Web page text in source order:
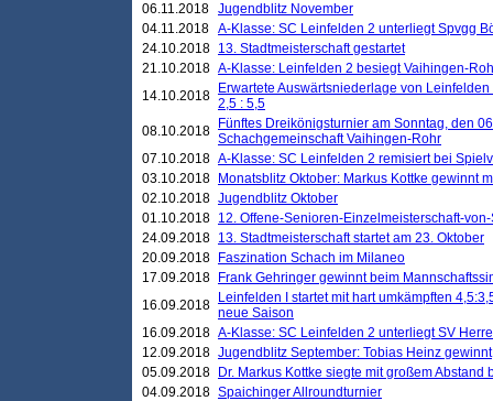
06.11.2018 Jugendblitz November
04.11.2018 A-Klasse: SC Leinfelden 2 unterliegt Spvgg
24.10.2018 13. Stadtmeisterschaft gestartet
21.10.2018 A-Klasse: Leinfelden 2 besiegt Vaihingen-
14.10.2018
Erwartete Auswärtsniederlage von
2,5 : 5,5
08.10.2018
Fünftes Dreikönigsturnier am Sonntag, den
Schachgemeinschaft Vaihingen-Rohr
07.10.2018 A-Klasse: SC Leinfelden 2 remisiert bei
03.10.2018
Monatsblitz Oktober: Markus Kottke gewinnt
02.10.2018 Jugendblitz Oktober
01.10.2018 12. Offene-Senioren-Einzelmeisterschaft-
24.09.2018 13. Stadtmeisterschaft startet am 23. Oktober
20.09.2018
Faszination Schach im Milaneo
17.09.2018
Frank Gehringer gewinnt beim
16.09.2018
Leinfelden I startet mit hart umkämpften
neue Saison
16.09.2018 A-Klasse: SC Leinfelden 2 unterliegt SV
12.09.2018 Jugendblitz September: Tobias Heinz gewinnt
05.09.2018
Dr. Markus Kottke siegte mit großem
04.09.2018 Spaichinger Allroundturnier